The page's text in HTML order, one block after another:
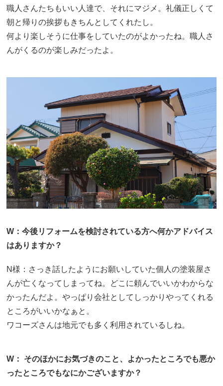
職人さんたちもいい人達で、それにマジメ。礼儀正しくて
朝と帰りの挨拶もきちんとしてくれたし。
何より楽しそうに仕事をしていたのがよかったね。職人さ
んがくるのが楽しみだったよ。
W：今後リフォームを検討されている方へ何かアドバイス
はありますか？
N様：さっき話したようにお願いしていた個人の塗装屋さ
んが亡くなってしまってね。どこに頼んでいいかわからな
かったんだよ。やっぱり会社としてしっかりやってくれる
ところがいいかなぁと。
ワコーズさんは地元でも多く利用されているしね。
W： そのほかにお気づきのこと、よかったところでも悪か
ったところでもなにかございますか？